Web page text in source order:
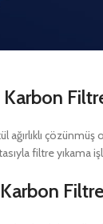
ağırlıklı
filtre yıkama